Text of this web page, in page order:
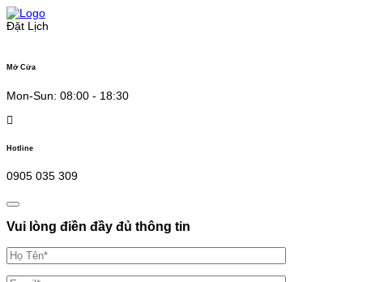
Skip
to
Đặt Lịch
Mở Cửa
Mon-Sun: 08:00 - 18:30
Hotline
0905 035 309
Vui lòng điền đầy đủ thông tin